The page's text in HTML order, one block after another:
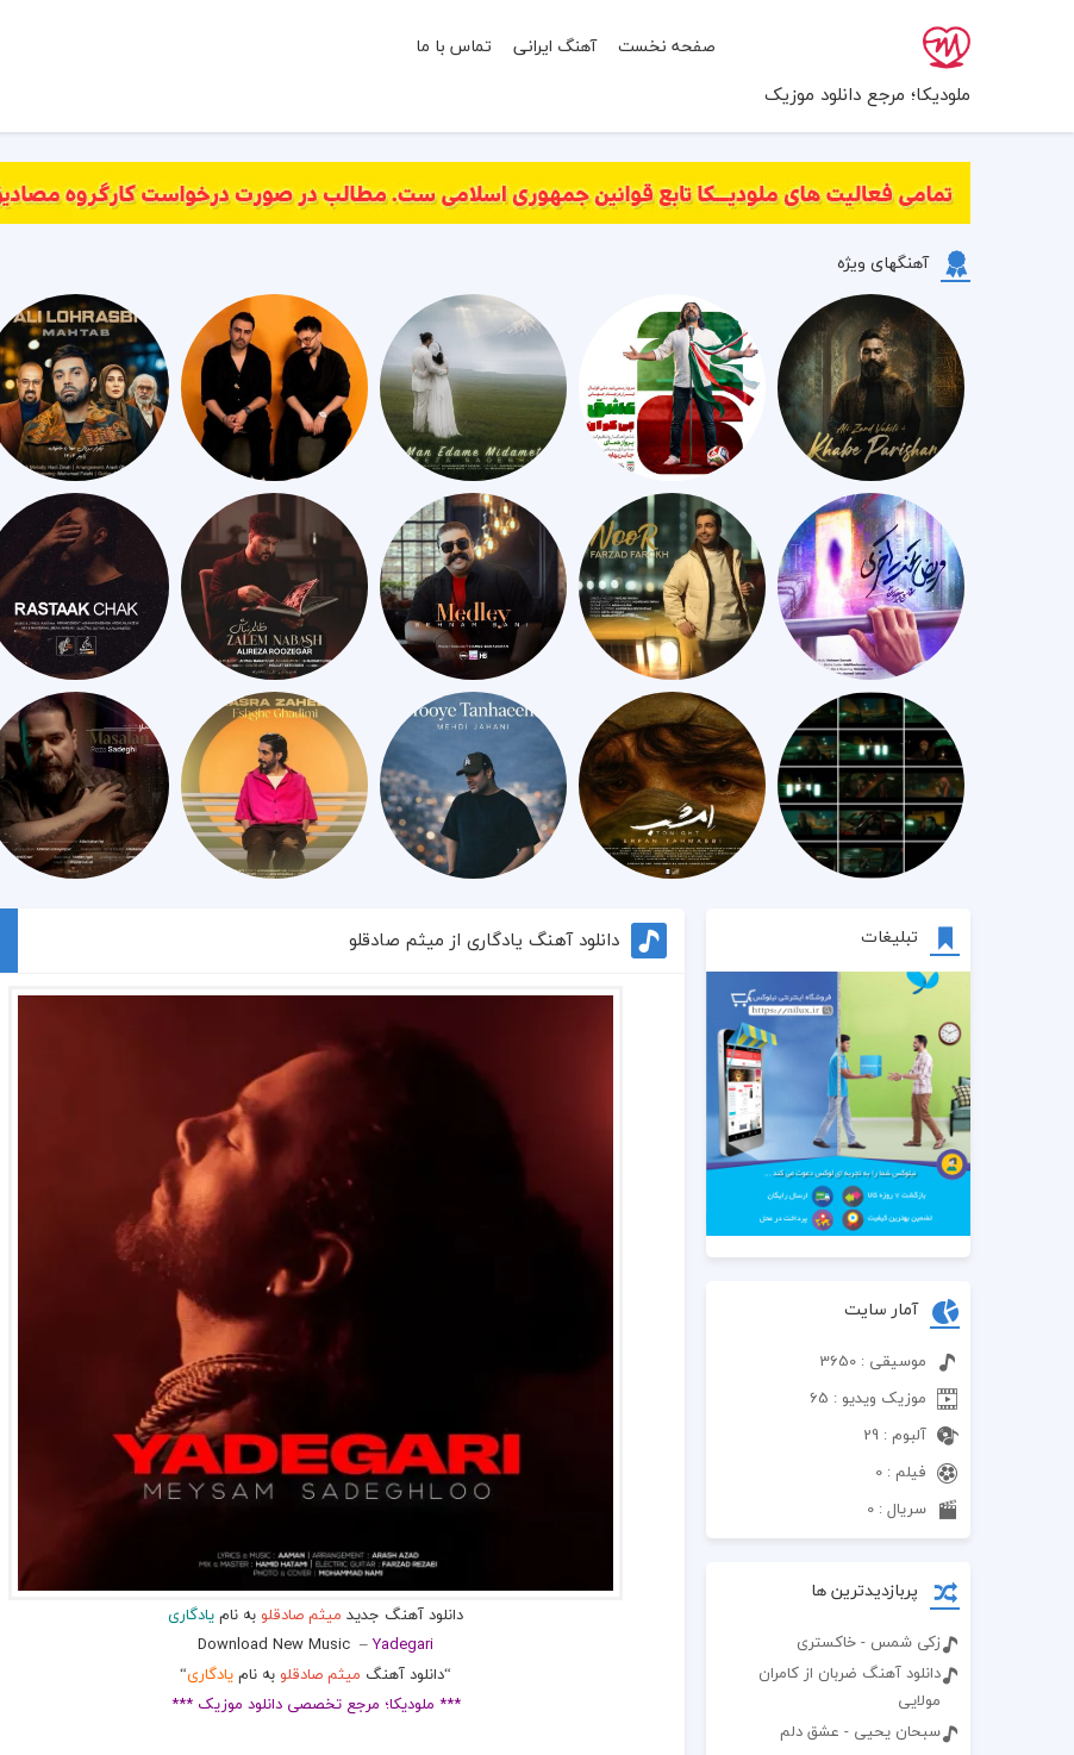
ملودیکا؛ مرجع دانلود موزیک
صفحه نخست آهنگ ایرانی تماس با ما
آهنگهای ویژه
تبلیغات
آمار سایت
موسیقی : 3650
موزیک ویدیو : 65
آلبوم : 29
فیلم : 0
سریال : 0
پربازدیدترین ها
زکی شمس - خاکستری
دانلود آهنگ ضربان از کامران
مولایی
سبحان یحیی - عشق دلم
دانلود آهنگ یادگاری از میثم صادقلو
دانلود آهنگ جدید میثم صادقلوبه نامیادگاری
Download New Music –Yadegari
“دانلود آهنگ میثم صادقلوبه نامیادگاری“
*** ملودیکا؛ مرجع تخصصی دانلود موزیک ***